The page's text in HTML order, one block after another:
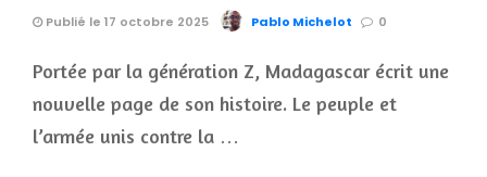
Publié le 17 octobre 2025 Pablo Michelot 0
Portée par la génération Z, Madagascar écrit une
nouvelle page de son histoire. Le peuple et
l’armée unis contre la …